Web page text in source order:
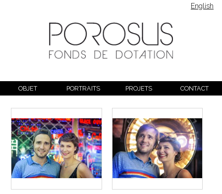
English
OBJET PORTRAITS PROJETS CONTACT